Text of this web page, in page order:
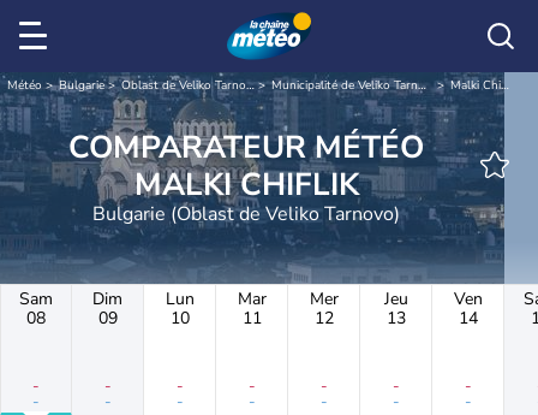
Météo Bulgarie Oblast de Veliko Tarnovo Municipalité de Veliko Tarnovo Malki Chiflik
COMPARATEUR MÉTÉO
MALKI CHIFLIK
Bulgarie (Oblast de Veliko Tarnovo)
Sam
08
-
-
Dim
09
-
-
Lun
10
-
-
Mar
11
-
-
Mer
12
-
-
Jeu
13
-
-
Ven
14
-
-